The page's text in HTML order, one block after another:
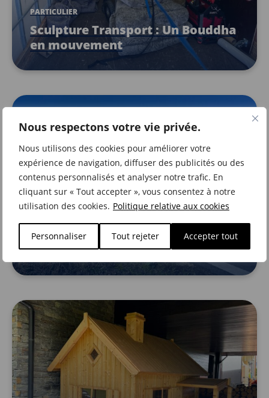
Nous respectons votre vie privée.
Nous utilisons des cookies pour améliorer votre
expérience de navigation, diffuser des publicités ou des
contenus personnalisés et analyser notre trafic. En
cliquant sur « Tout accepter », vous consentez à notre
utilisation des cookies. Politique relative aux cookies
Personnaliser Tout rejeter Accepter tout
PARTICULIER
Sculpture Transport : Un Bouddha
en mouvement
Transport de motos en toute
sécurité avec Metrecubic